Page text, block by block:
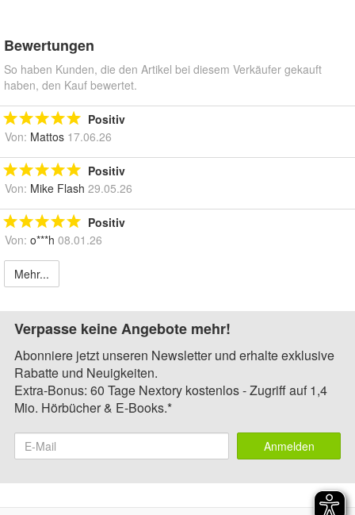
Bewertungen
So haben Kunden, die den Artikel bei diesem Verkäufer gekauft
haben, den Kauf bewertet.
Positiv
Von: Mattos 17.06.26
Positiv
Von: Mike Flash 29.05.26
Positiv
Von: o***h 08.01.26
Mehr...
Verpasse keine Angebote mehr!
Abonniere jetzt unseren Newsletter und erhalte exklusive
Rabatte und Neuigkeiten.
Extra-Bonus: 60 Tage Nextory kostenlos - Zugriff auf 1,4
Mio. Hörbücher & E-Books.*
Anmelden